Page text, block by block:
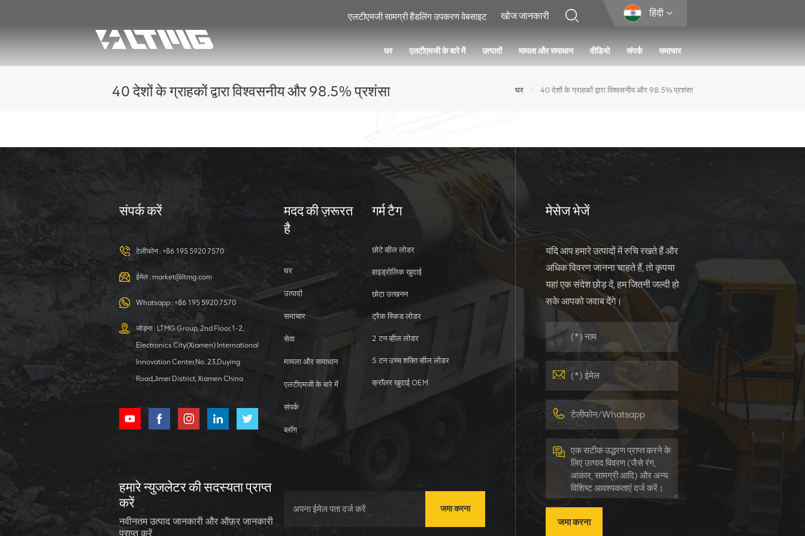
हिंदी
एलटीएमजी सामग्री हैंडलिंग उपकरण वेबसाइट
घर एलटीएमजी के बारे में उत्पादों मामला और समाधान वीडियो संपर्क समाचार
40 देशों के ग्राहकों द्वारा विश्वसनीय और 98.5% प्रशंसा घर / 40 देशों के ग्राहकों द्वारा विश्वसनीय और 98.5% प्रशंसा
संपर्क करें
टेलीफोन : +86 195 5920 7570
ईमेल : market@ltmg.com
Whatsapp : +86 195 5920 7570
जोड़ना : LTMG Group, 2nd Floor,1-2,
Electronics City(Xiamen) International
Innovation Center,No. 23,Duying
Road,Jimei District, Xiamen China
मदद की ज़रूरत
है
घर
उत्पादों
समाचार
सेवा
मामला और समाधान
एलटीएमजी के बारे में
संपर्क
ब्लॉग
गर्म टैग
छोटे व्हील लोडर
हाइड्रोलिक खुदाई
छोटा उत्खनन
ट्रैक स्किड लोडर
2 टन व्हील लोडर
5 टन उच्च शक्ति व्हील लोडर
क्रॉलर खुदाई OEM
हमारे न्युजलेटर की सदस्यता प्राप्त
करें
नवीनतम उत्पाद जानकारी और ऑफ़र जानकारी
प्राप्त करें
जमा करना
मेसेज भेजें
यदि आप हमारे उत्पादों में रुचि रखते हैं और
अधिक विवरण जानना चाहते हैं, तो कृपया
यहां एक संदेश छोड़ दें, हम जितनी जल्दी हो
सके आपको जवाब देंगे।
जमा करना